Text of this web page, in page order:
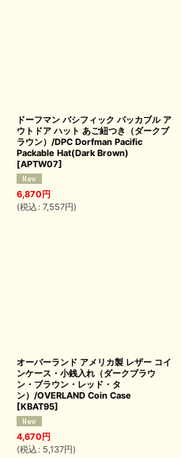
ドーフマン パシフィック パッカブル ア
ウトドア ハット あご紐つき（ダークブ
ラウン）/DPC Dorfman Pacific
Packable Hat(Dark Brown)
[APTW07]
6,870円
(税込 : 7,557円)
オーバーランド アメリカ製 レザー コイ
ンケース・小銭入れ（ダークブラウ
ン・ブラウン・レッド・タ
ン）/OVERLAND Coin Case
[KBAT95]
4,670円
(税込 : 5,137円)